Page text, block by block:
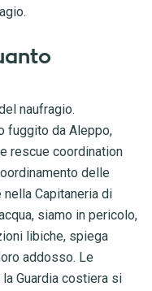
naufragio.
fuggito da Aleppo,
rescue coordination
delle
Capitaneria di
siamo in pericolo,
libiche, spiega
addosso. Le
Guardia costiera si